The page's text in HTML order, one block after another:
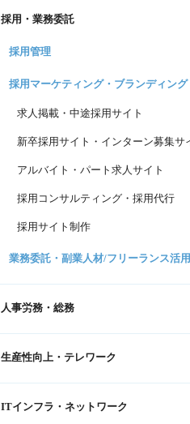
採用・業務委託
採用管理
採用マーケティング・ブランディング
求人掲載・中途採用サイト
新卒採用サイト・インターン募集サ
アルバイト・パート求人サイト
採用コンサルティング・採用代行
採用サイト制作
業務委託・副業人材/フリーランス活用
人事労務・総務
生産性向上・テレワーク
ITインフラ・ネットワーク